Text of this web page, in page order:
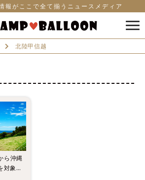
報がここで全て揃うニュースメディア
北陸甲信越
ら沖縄
対象と
ン